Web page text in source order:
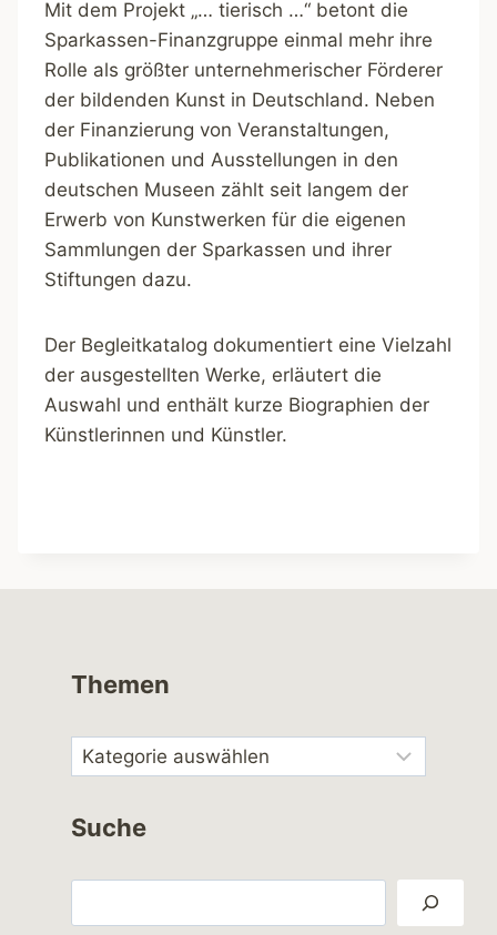
Mit dem Projekt „… tierisch …“ betont die
Sparkassen-Finanzgruppe einmal mehr ihre
Rolle als größter unternehmerischer Förderer
der bildenden Kunst in Deutschland. Neben
der Finanzierung von Veranstaltungen,
Publikationen und Ausstellungen in den
deutschen Museen zählt seit langem der
Erwerb von Kunstwerken für die eigenen
Sammlungen der Sparkassen und ihrer
Stiftungen dazu.
Der Begleitkatalog dokumentiert eine Vielzahl
der ausgestellten Werke, erläutert die
Auswahl und enthält kurze Biographien der
Künstlerinnen und Künstler.
Themen
Suche